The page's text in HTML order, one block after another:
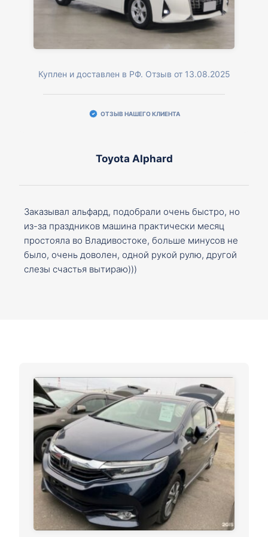
Куплен и доставлен в РФ. Отзыв от 13.08.2025
ОТЗЫВ НАШЕГО КЛИЕНТА
Toyota Alphard
Заказывал альфард, подобрали очень быстро, но
из-за праздников машина практически месяц
простояла во Владивостоке, больше минусов не
было, очень доволен, одной рукой рулю, другой
слезы счастья вытираю)))